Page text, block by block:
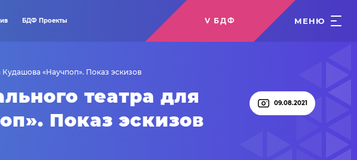
БДФ Проекты V БДФ МЕНЮ
«Научпоп». Показ эскизов
театра для
Показ эскизов
09.08.2021